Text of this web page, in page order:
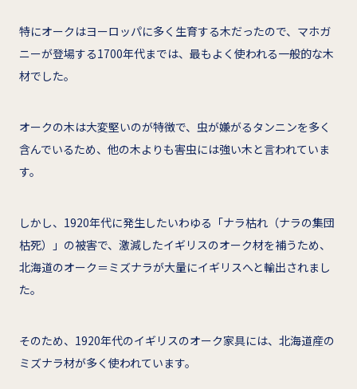
特にオークはヨーロッパに多く生育する木だったので、マホガ
ニーが登場する1700年代までは、最もよく使われる一般的な木
材でした。
オークの木は大変堅いのが特徴で、虫が嫌がるタンニンを多く
含んでいるため、他の木よりも害虫には強い木と言われていま
す。
しかし、1920年代に発生したいわゆる「ナラ枯れ（ナラの集団
枯死）」の被害で、激減したイギリスのオーク材を補うため、
北海道のオーク＝ミズナラが大量にイギリスへと輸出されまし
た。
そのため、1920年代のイギリスのオーク家具には、北海道産の
ミズナラ材が多く使われています。